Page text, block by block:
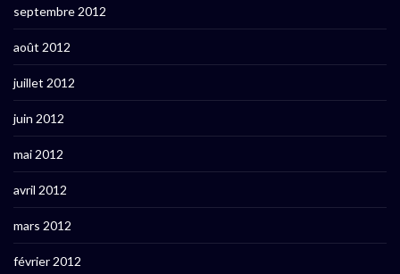
septembre 2012
août 2012
juillet 2012
juin 2012
mai 2012
avril 2012
mars 2012
février 2012